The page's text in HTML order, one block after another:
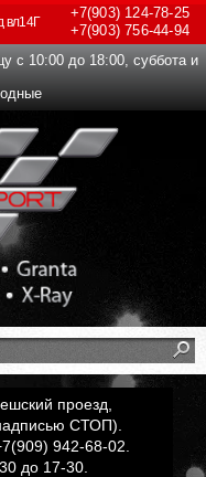
+7(903)124-78-25
+7(903)756-44-94
вл14Г
с 10:00 до 18:00, суббота и
проезд,
СТОП).
942-68-02.
до 17-30.